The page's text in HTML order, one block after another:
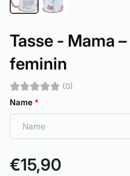
Tasse - Mama
feminin
(0)
Name *
€15,90